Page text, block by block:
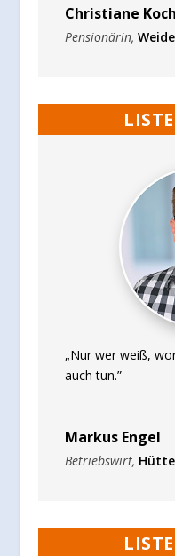
Christiane
Pensionärin,
„Nur wer weiß,
auch tun.”
Markus Engel
Betriebswirt,